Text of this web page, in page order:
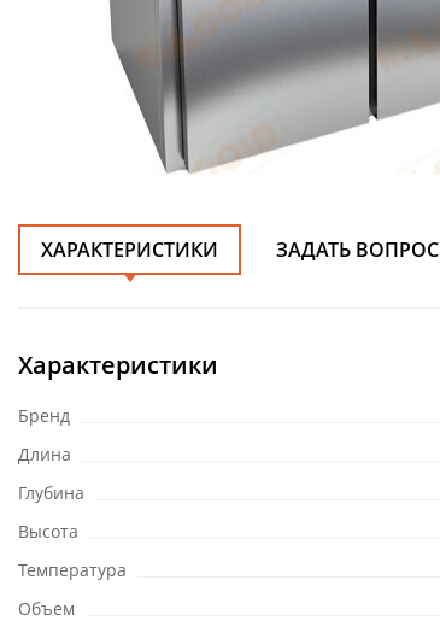
ХАРАКТЕРИСТИКИ ЗАДАТЬ ВОПРОС
Характеристики
Бренд
Длина
Глубина
Высота
Температура
Объем